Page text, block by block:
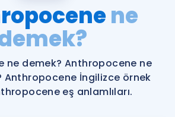
Şifremi Hatırlamıyorum
İngilizce Gramer
ne
ne demek? Anthropocene ne
Anthropocene İngilizce örnek
eş anlamlıları.